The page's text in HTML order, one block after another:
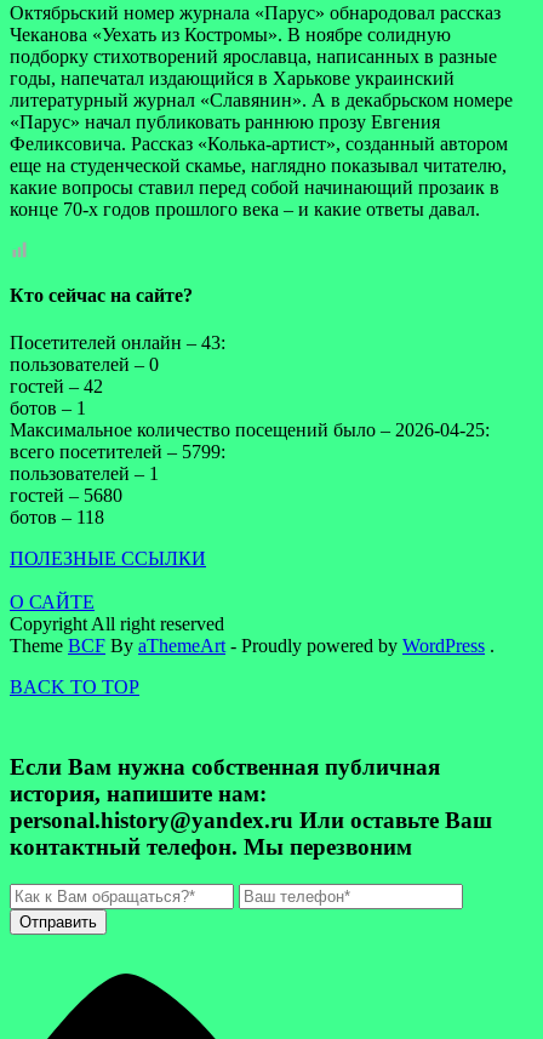
Октябрьский номер журнала «Парус» обнародовал рассказ
Чеканова «Уехать из Костромы». В ноябре солидную
подборку стихотворений ярославца, написанных в разные
годы, напечатал издающийся в Харькове украинский
литературный журнал «Славянин». А в декабрьском номере
«Парус» начал публиковать раннюю прозу Евгения
Феликсовича. Рассказ «Колька-артист», созданный автором
еще на студенческой скамье, наглядно показывал читателю,
какие вопросы ставил перед собой начинающий прозаик в
конце 70-х годов прошлого века – и какие ответы давал.
Кто сейчас на сайте?
Посетителей онлайн – 43:
пользователей – 0
гостей – 42
ботов – 1
Максимальное количество посещений было – 2026-04-25:
всего посетителей – 5799:
пользователей – 1
гостей – 5680
ботов – 118
ПОЛЕЗНЫЕ ССЫЛКИ
О САЙТЕ
Copyright All right reserved
Theme BCF By aThemeArt- Proudly powered by WordPress .
BACK TO TOP
Если Вам нужна собственная публичная
история, напишите нам:
personal.history@yandex.ru Или оставьте Ваш
контактный телефон. Мы перезвоним
Отправить